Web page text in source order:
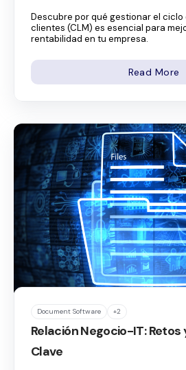
Descubre por qué gestionar el ciclo
clientes (CLM) es esencial para
rentabilidad en tu empresa.
Read More
Document Software +2
Relación Negocio-IT: Retos
Clave